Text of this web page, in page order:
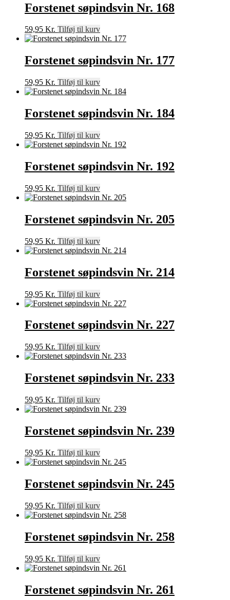
Forstenet søpindsvin Nr. 168
59,95 Kr. Tilføj til kurv
Forstenet søpindsvin Nr. 177
59,95 Kr. Tilføj til kurv
Forstenet søpindsvin Nr. 184
59,95 Kr. Tilføj til kurv
Forstenet søpindsvin Nr. 192
59,95 Kr. Tilføj til kurv
Forstenet søpindsvin Nr. 205
59,95 Kr. Tilføj til kurv
Forstenet søpindsvin Nr. 214
59,95 Kr. Tilføj til kurv
Forstenet søpindsvin Nr. 227
59,95 Kr. Tilføj til kurv
Forstenet søpindsvin Nr. 233
59,95 Kr. Tilføj til kurv
Forstenet søpindsvin Nr. 239
59,95 Kr. Tilføj til kurv
Forstenet søpindsvin Nr. 245
59,95 Kr. Tilføj til kurv
Forstenet søpindsvin Nr. 258
59,95 Kr. Tilføj til kurv
Forstenet søpindsvin Nr. 261